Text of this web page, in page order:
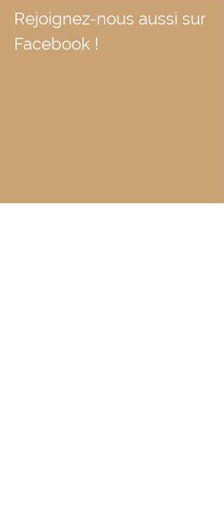
Rejoignez-nous aussi sur
Facebook !